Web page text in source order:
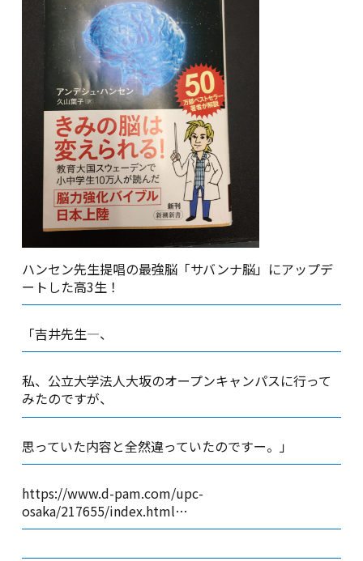
ハンセン先生提唱の最強脳「サバンナ脳」にアップデ
ートした高3生！
「吉井先生―、
私、公立大学法人大坂のオープンキャンパスに行って
みたのですが、
思っていた内容と全然違っていたのですー。」
https://www.d-pam.com/upc-
osaka/217655/index.html…